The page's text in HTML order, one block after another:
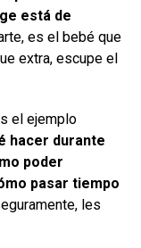
está de
es el bebé que
extra, escupe el
el ejemplo
hacer durante
poder
pasar tiempo
les